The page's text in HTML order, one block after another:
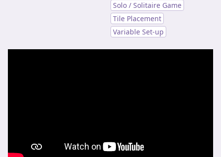
Solo / Solitaire Game
Tile Placement
Variable Set-up